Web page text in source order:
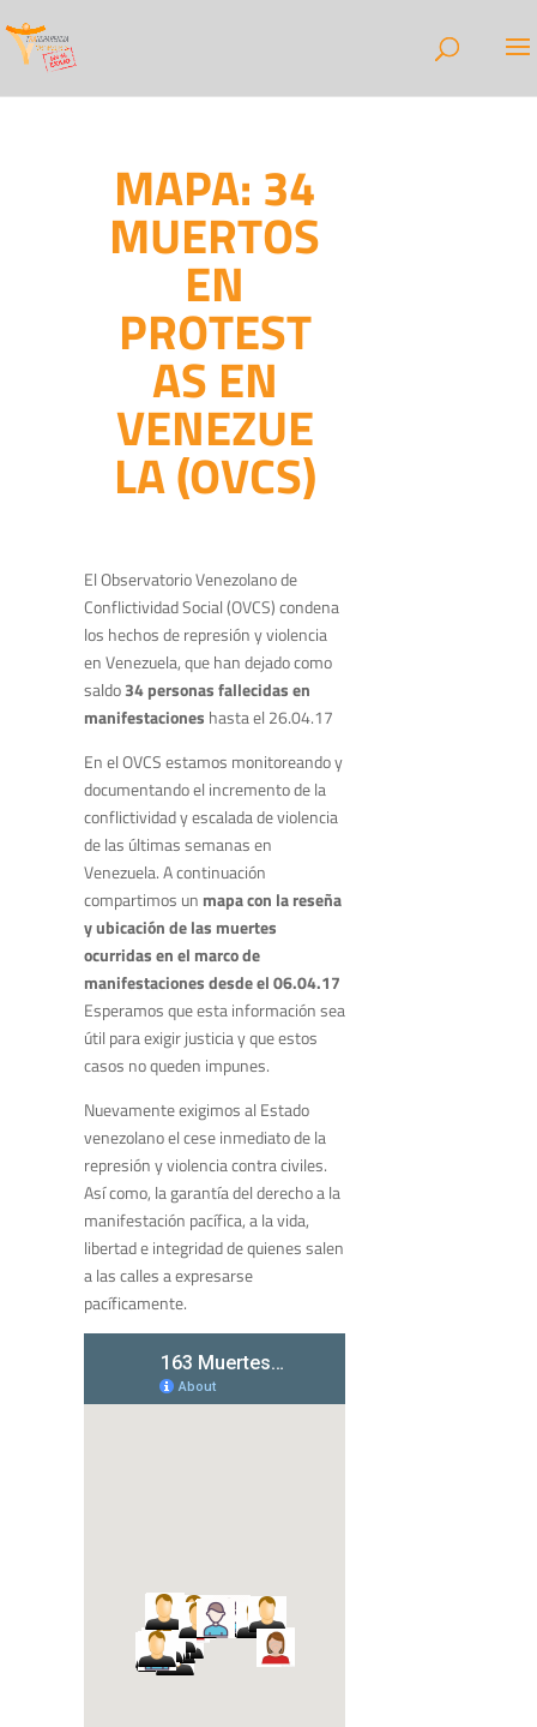
MAPA: 34
MUERTOS
EN
PROTEST
AS EN
VENEZUE
LA (OVCS)
El Observatorio Venezolano de
Conflictividad Social (OVCS) condena
los hechos de represión y violencia
en Venezuela, que han dejado como
saldo34 personas fallecidas en
manifestaciones hasta el 26.04.17
En el OVCS estamos monitoreando y
documentando el incremento de la
conflictividad y escalada de violencia
de las últimas semanas en
Venezuela. A continuación
compartimos un mapa con la reseña
y ubicación de las muertes
ocurridas en el marco de
manifestaciones desde el 06.04.17
Esperamos que esta información sea
útil para exigir justicia y que estos
casos no queden impunes.
Nuevamente exigimos al Estado
venezolano el cese inmediato de la
represión y violencia contra civiles.
Así como, la garantía del derecho a la
manifestación pacífica, a la vida,
libertad e integridad de quienes salen
a las calles a expresarse
pacíficamente.